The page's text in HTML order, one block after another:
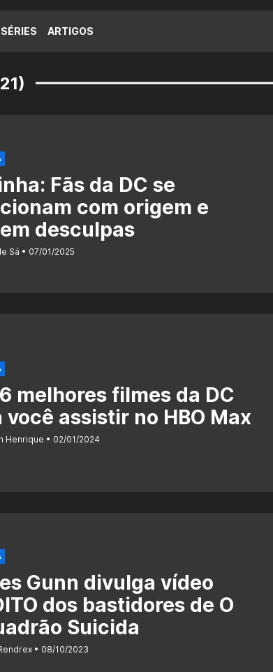
SÉRIES ARTIGOS
Fãs da DC se
com origem e
desculpas
Sá 07/01/2025
melhores filmes da DC
você assistir no HBO Max
Henrique 02/01/2024
Gunn divulga vídeo
dos bastidores de O
Suicida
08/10/2023